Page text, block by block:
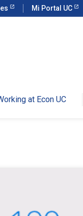
Mi Portal UC
at Econ UC